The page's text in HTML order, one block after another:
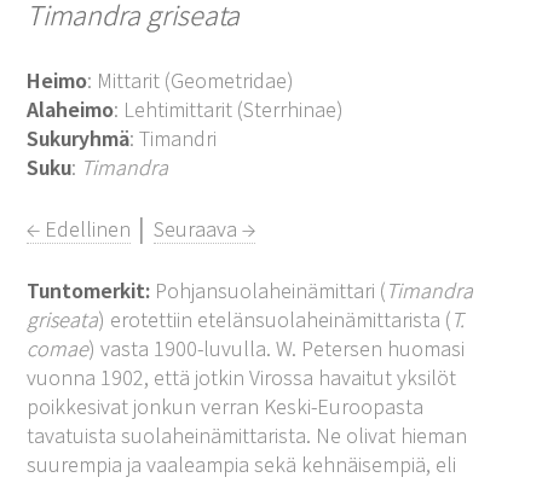
Timandra griseata
Heimo: Mittarit (Geometridae)
Alaheimo: Lehtimittarit (Sterrhinae)
Sukuryhmä: Timandri
Suku: Timandra
← Edellinen │Seuraava →
Tuntomerkit: Pohjansuolaheinämittari (Timandra
griseata) erotettiin etelänsuolaheinämittarista (T.
comae) vasta 1900-luvulla. W. Petersen huomasi
vuonna 1902, että jotkin Virossa havaitut yksilöt
poikkesivat jonkun verran Keski-Euroopasta
tavatuista suolaheinämittarista. Ne olivat hieman
suurempia ja vaaleampia sekä kehnäisempiä, eli